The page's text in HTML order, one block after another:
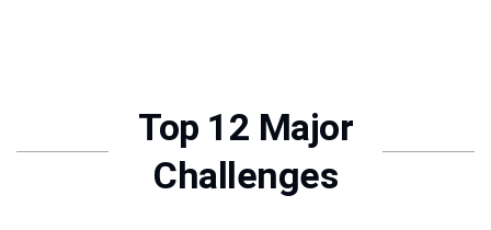
Top 12 Major
Challenges